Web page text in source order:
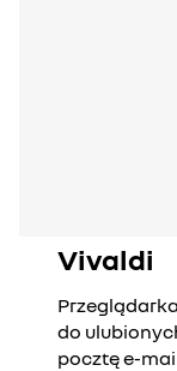
Vivaldi
do
pocztę e-